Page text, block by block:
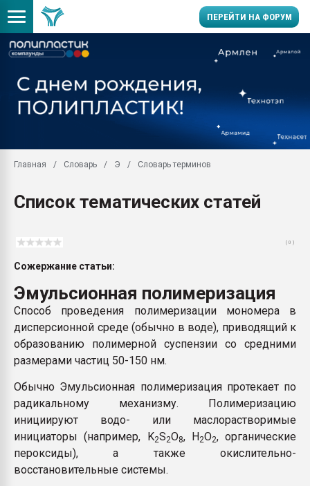
ПЕРЕЙТИ НА ФОРУМ
Вакуум-формовочные
28.07.2026
28.07.2026
ситуацией на
Продам отходы
поликарбоната и АБС-
Armaloy PC/ABS-1IM
Главная Словарь Э Словарь терминов
Список тематических статей
( 0 )
Сожержание статьи:
Эмульсионная полимеризация
Способ проведения полимеризации мономера в
дисперсионной среде (обычно в воде), приводящий к
образованию полимерной суспензии со средними
размерами частиц 50-150 нм.
Обычно Эмульсионная полимеризация протекает по
радикальному механизму. Полимеризацию
инициируют водо- или маслорастворимые
инициаторы (например, K2S2O8, Н2О2, органические
пероксиды), а также окислительно-
восстановительные системы.